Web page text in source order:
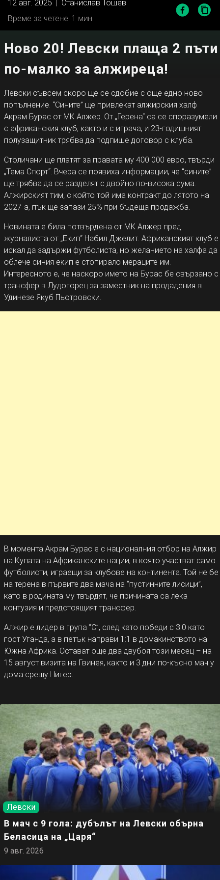
12 авг. 2025 | Станислав Тошев
Време за четене: 1 мин
Ново 20! Левски плаща 2 пъти
по-малко за алжиреца!
Левски съвсем скоро ще се сдобие с още едно ново
попълнение. “Сините” ще привлекат алжирския халф
Акрам Бурас от МК Алжер. От „Герена“ са се споразумели
с африканския клуб, както и с играча, и 23-годишният
полузащитник трябва да подпише договор с клуба.
Столичани ще платят за правата му 400 000 евро, твърди
„Тема Спорт“. Вчера се появиха информации, че “сините”
ще трябва да се разделят с двойно по-висока сума.
Алжирският тим, с който той има контракт до лятото на
2027-а, пък ще запази 25% при бъдеща продажба.
Новината е била потвърдена от МК Алжер пред
журналиста от „Екип“ Набил Джелит. Африканският клуб е
искал да задържи футболиста, но желанието на халфа да
облече синия екип е стопирало мераците им.
Интересното е, че наскоро името на Бурас бе свързано с
трансфер в Лудогорец за заместник на продадения в
Удинезе Якуб Пьотровски.
В момента Акрам Бурас е с националния отбор на Алжир
на Купата на Африканските нации, в която участват само
футболисти, играещи за клубове на континента. Той не бе
на терена в първите два мача на “пустинните лисици”,
като в родината му твърдят, че причината са лека
контузия и предстоящият трансфер.
Алжир е лидер в група “С”, след като победи с 3:0 като
гост Уганда, а в петък направи 1:1 в домакинството на
Южна Африка. Остават още два двубоя този месец – на
15 август визита на Гвинея, както и 3 дни по-късно мач у
дома срещу Нигер.
Левски
В мач с 9 гола: дубълът на Левски обърна
Беласица на „Царя“
9 авг. 2026